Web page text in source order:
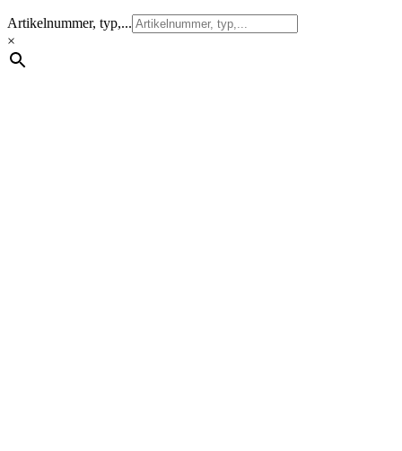
Artikelnummer, typ,...
×